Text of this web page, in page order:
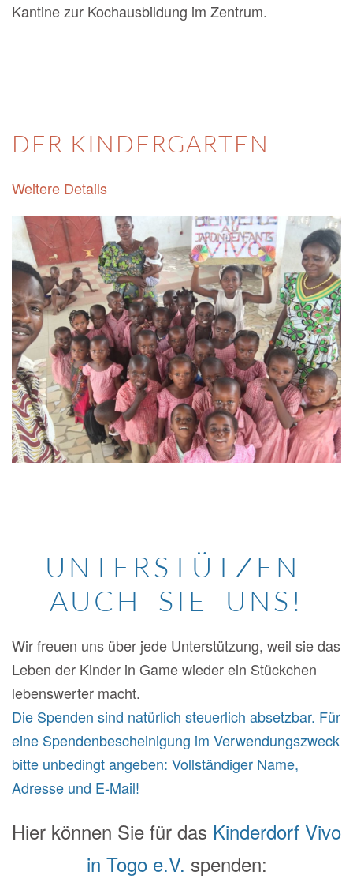
Kantine zur Kochausbildung im Zentrum.
DER KINDERGARTEN
Weitere Details
UNTERSTÜTZEN
AUCH SIE UNS!
Wir freuen uns über jede Unterstützung, weil sie das
Leben der Kinder in Game wieder ein Stückchen
lebenswerter macht.
Die Spenden sind natürlich steuerlich absetzbar. Für
eine Spendenbescheinigung im Verwendungszweck
bitte unbedingt angeben: Vollständiger Name,
Adresse und E-Mail!
Hier können Sie für das Kinderdorf Vivo
in Togo e.V. spenden: